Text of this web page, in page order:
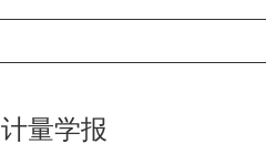
计量学报